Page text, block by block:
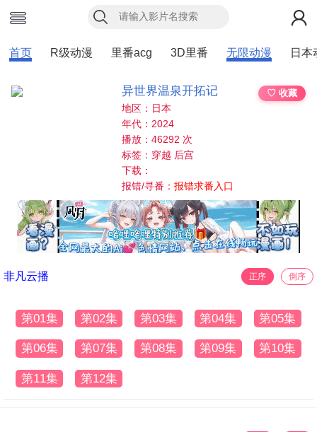
首页 R级动漫 里番acg 3D里番 无限动漫 日本
异世界温泉开拓记
♡ 收藏
地区：日本
年代：2024
播放：46292 次
标签：穿越 后宫
下载：
报错/寻番：报错求番入口
非凡云播 正序 倒序
第01集 第02集 第03集 第04集 第05集
第06集 第07集 第08集 第09集 第10集
第11集 第12集